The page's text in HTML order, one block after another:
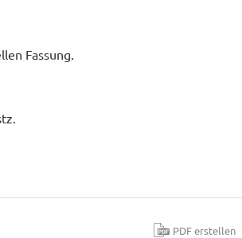
Fassung.
PDF erstellen